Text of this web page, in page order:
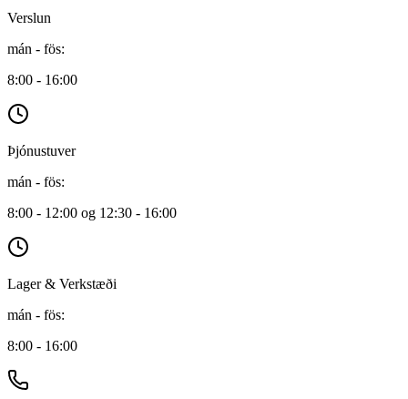
Verslun
mán - fös:
8:00 - 16:00
Þjónustuver
mán - fös:
8:00 - 12:00 og 12:30 - 16:00
Lager & Verkstæði
mán - fös:
8:00 - 16:00